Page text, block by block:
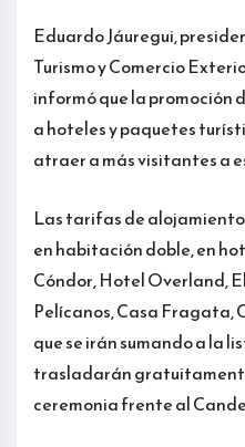
Eduardo Jáuregui,
Turismo y Comercio
informó que la promoción
a hoteles y paquetes
atraer a más visitantes a
Las tarifas de alojamiento
en habitación doble, en
Cóndor, Hotel Overland,
Pelícanos, Casa Fragata,
que se irán sumando a la
trasladarán
ceremonia frente al